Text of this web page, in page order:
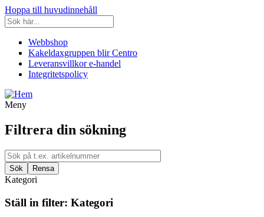
Hoppa till huvudinnehåll
Webbshop
Kakeldaxgruppen blir Centro
Leveransvillkor e-handel
Integritetspolicy
Meny
Filtrera din sökning
Kategori
Ställ in filter: Kategori